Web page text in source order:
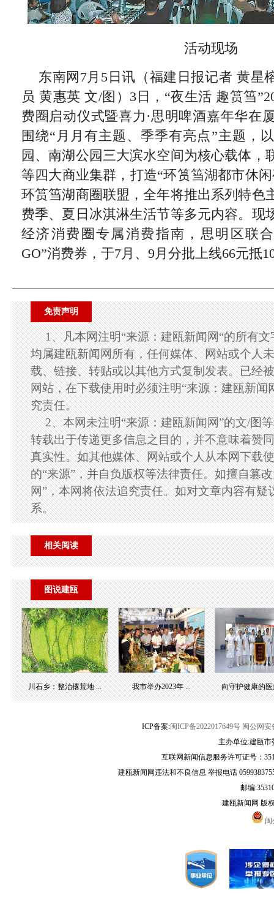
活动现场
东南网7月5日讯（福建日报记者 黄星
员 黄惠英 文/图）3日，“夜生活 趣筼筜
费圈启动仪式暨喜力·思明啤酒嘉年华在
围绕“月月有主题、季季有亮点”主题，
园、南湖公园三大滨水空间为核心载体，
等四大商业集群，打造“环筼筜湖都市休
环筼筜湖商圈联盟，全年将推出系列特色
费季、夏日冰淇淋生活节等多元内容。现
经济消费圈专属消费指南，思明区联
GO”消费券，于7月、9月分批上线66元抵
免责声明
1、凡本网注明“来源：建瓯新闻网“的所有
均属建瓯新闻网所有，任何媒体、网站或个人
载、链接、转贴或以其他方式复制发表。已经
网站，在下载使用时必须注明“来源：建瓯新闻
究责任。
2、本网未注明“来源：建瓯新闻网”的文/图
转载出于传递更多信息之目的，并不意味着赞
真实性。如其他媒体、网站或个人从本网下载
的“来源”，并自负版权等法律责任。如擅自篡
网”，本网将依法追究责任。如对文章内容有疑
系。
相关阅读
图说建瓯
川石乡：整治撂荒地 ... 我市举办2023年 ... 向守护健康的医
ICP备案:闽ICP备2022017649号 闽公网安
主办单位:建瓯
互联网新闻信息服务许可证号：
建瓯新闻网违法和不良信息 举报电话
邮编
建瓯新闻网 版
闽